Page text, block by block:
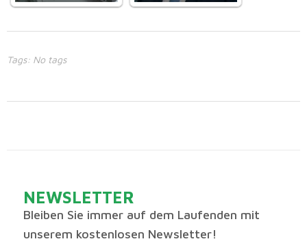
Tags: No tags
NEWSLETTER
Bleiben Sie immer auf dem Laufenden mit
unserem kostenlosen Newsletter!